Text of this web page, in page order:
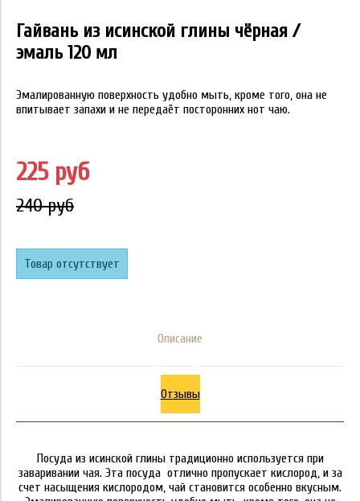
Гайвань из исинской глины чёрная /
эмаль 120 мл
Эмалированную поверхность удобно мыть, кроме того, она не
впитывает запахи и не передаёт посторонних нот чаю.
225 руб
240 руб
Товар отсутствует
Описание
Отзывы
Посуда из исинской глины традиционно используется при
заваривании чая. Эта посуда отлично пропускает кислород, и за
счет насыщения кислородом, чай становится особенно вкусным.